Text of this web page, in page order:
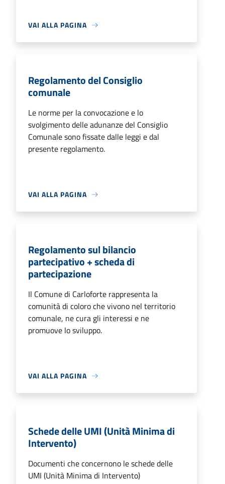
VAI ALLA PAGINA
Regolamento del Consiglio
comunale
Le norme per la convocazione e lo
svolgimento delle adunanze del Consiglio
Comunale sono fissate dalle leggi e dal
presente regolamento.
VAI ALLA PAGINA
Regolamento sul bilancio
partecipativo + scheda di
partecipazione
Il Comune di Carloforte rappresenta la
comunità di coloro che vivono nel territorio
comunale, ne cura gli interessi e ne
promuove lo sviluppo.
VAI ALLA PAGINA
Schede delle UMI (Unità Minima di
Intervento)
Documenti che concernono le schede delle
UMI (Unità Minima di Intervento)